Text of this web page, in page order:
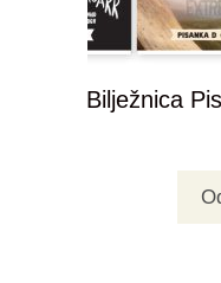
Bilježnica